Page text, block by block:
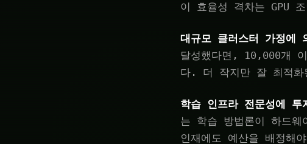
이 효율성 격차는 GPU
대규모 클러스터 가정에
달성했다면, 10,000개
다. 더 작지만 잘 최적화
학습 인프라 전문성에 투
는 학습 방법론이 하드웨
인재에도 예산을 배정해